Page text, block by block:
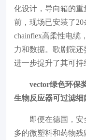
化设计，导向箱的重
前，现场已安装了
chainflex高柔性电缆
力和数据。歌剧院还
进一步提升了其可持
vector绿色环保
生物反应器可过滤细
即便在德国，
多的微塑料和药物